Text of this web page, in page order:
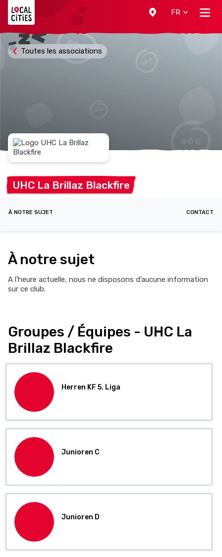
FR
Toutes les associations
UHC La Brillaz Blackfire
À NOTRE SUJET CONTACT
À notre sujet
A l’heure actuelle, nous ne disposons d’aucune information
sur ce club.
Groupes / Équipes - UHC La
Brillaz Blackfire
Herren KF 5. Liga
Junioren C
Junioren D